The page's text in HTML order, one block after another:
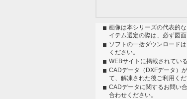
画像は本シリーズの代表的
イテム選定の際は、必ず図
ソフトの一括ダウンロード
ください。
WEBサイトに掲載されてい
CADデータ（DXFデータ）
て、解凍された後ご利用くだ
CADデータに関するお問い
合わせください。